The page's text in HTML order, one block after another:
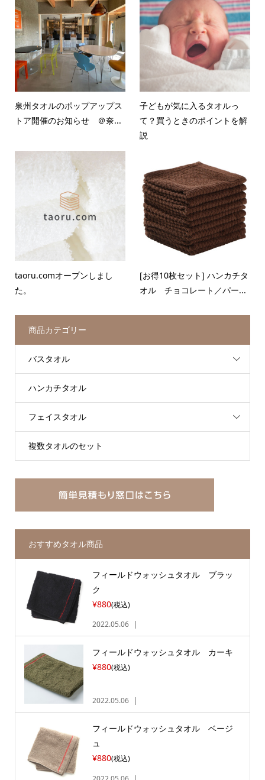
泉州タオルのポップアップス
トア開催のお知らせ ＠奈...
子どもが気に入るタオルっ
て？買うときのポイントを解
説
taoru.comオープンしまし
た。
[お得10枚セット] ハンカチタ
オル チョコレート／パー...
商品カテゴリー
バスタオル
ハンカチタオル
フェイスタオル
複数タオルのセット
おすすめタオル商品
フィールドウォッシュタオル ブラッ
ク
¥880(税込)
2022.05.06
フィールドウォッシュタオル カーキ
¥880(税込)
2022.05.06
フィールドウォッシュタオル ベージ
ュ
¥880(税込)